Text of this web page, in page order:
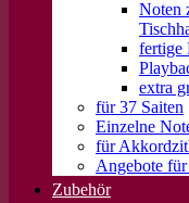
Noten
fertige
extra
für 37 Saiten
Einzelne
für
Angebote
Zubehör